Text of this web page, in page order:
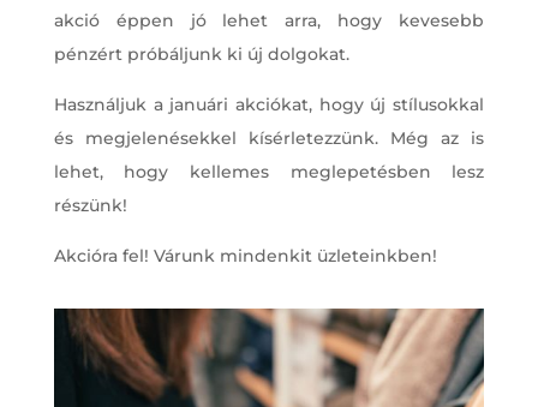
akció éppen jó lehet arra, hogy kevesebb
pénzért próbáljunk ki új dolgokat.
Használjuk a januári akciókat, hogy új stílusokkal
és megjelenésekkel kísérletezzünk. Még az is
lehet, hogy kellemes meglepetésben lesz
részünk!
Akcióra fel! Várunk mindenkit üzleteinkben!